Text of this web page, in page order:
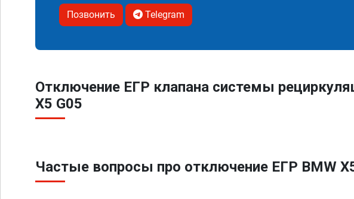
Позвонить Telegram
Отключение ЕГР клапана системы
X5 G05
Частые вопросы про отключение ЕГР BMW